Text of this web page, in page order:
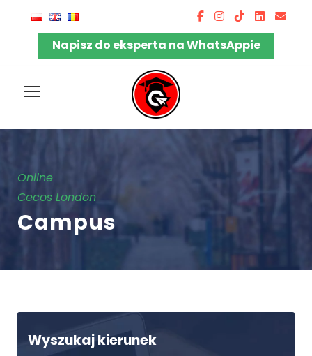
Napisz do eksperta na WhatsAppie
Online
Cecos London
Campus
Wyszukaj kierunek